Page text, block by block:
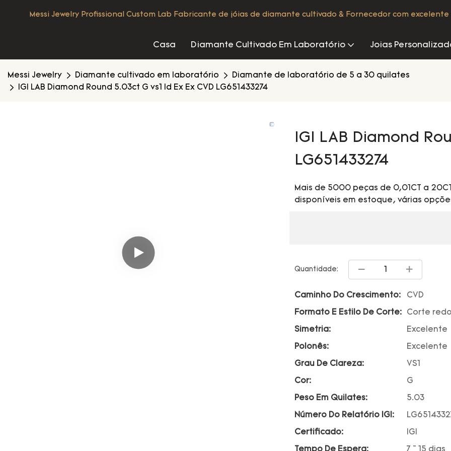
Messi Jewelry Profissional Custom Lab Fabricante de jóias de diamante cultivado & Fornecedor com excelente
Casa Diamante Cultivado Em Laboratório Joias
Messi Jewelry Diamante cultivado em laboratório
Diamante de laboratório de 5 a 30 quilates
IGI LAB Diamond Round 5.03ct G vs1 Id Ex Ex CVD LG651433274
IGI LAB Diamond
LG651433274
Mais de 5000 peças de 0,01CT a
disponíveis em estoque, várias
Quantidade:
Caminho Do Crescimento: CVD
Formato E Estilo De Corte: Corte
Simetria: Excelente
Polonês: Excelente
Grau De Clareza: VS1
Cor: G
Peso Em Quilates: 5.03
Número Do Relatório IGI:
Certificado: IGI